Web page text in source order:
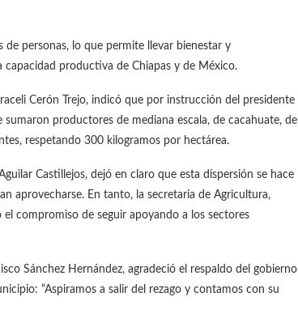
personas, lo que permite llevar bienestar y
productiva de Chiapas y de México.
Cerón Trejo, indicó que por instrucción del presidente
productores de mediana escala, de cacahuate, de
respetando 300 kilogramos por hectárea.
Castillejos, dejó en claro que esta dispersión se hace
aprovecharse. En tanto, la secretaria de Agricultura,
el compromiso de seguir apoyando a los sectores
Sánchez Hernández, agradeció el respaldo del gobierno
“Aspiramos a salir del rezago y contamos con su